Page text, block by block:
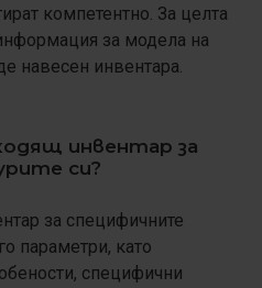
компетентно. За целта
за модела на
навесен инвентара.
инвентар за
си?
за специфичните
параметри, като
специфични